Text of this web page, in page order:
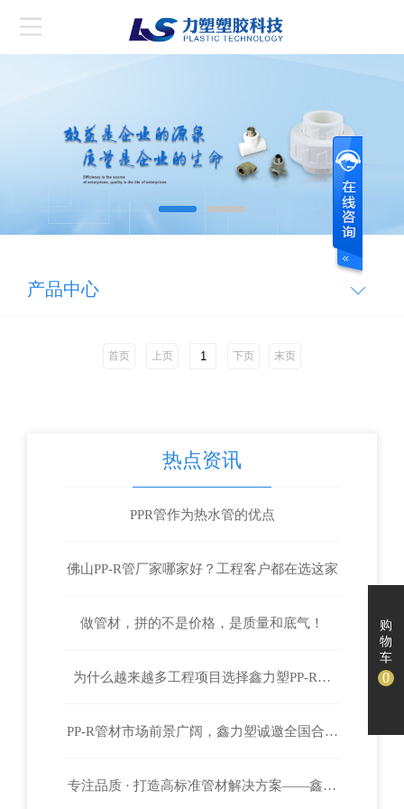
购
物
车
0
产品中心
首页 上页 下页 末页
热点资讯
PPR管作为热水管的优点
佛山PP-R管厂家哪家好？工程客户都在选这家
做管材，拼的不是价格，是质量和底气！
为什么越来越多工程项目选择鑫力塑PP-R管
材？
PP-R管材市场前景广阔，鑫力塑诚邀全国合作
伙伴
专注品质 · 打造高标准管材解决方案——鑫力